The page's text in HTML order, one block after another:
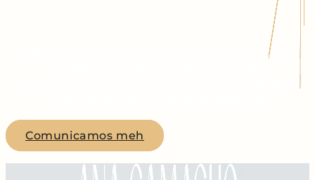
Trabajo con empresas y equipos para que su
Comunicamos meh